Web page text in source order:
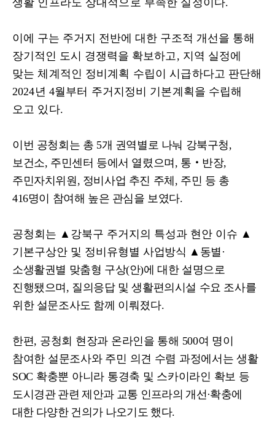
생활 인프라도 상대적으로 부족한 실정이다.
이에 구는 주거지 전반에 대한 구조적 개선을 통해
장기적인 도시 경쟁력을 확보하고, 지역 실정에
맞는 체계적인 정비계획 수립이 시급하다고 판단해
2024년 4월부터 주거지정비 기본계획을 수립해
오고 있다.
이번 공청회는 총 5개 권역별로 나눠 강북구청,
보건소, 주민센터 등에서 열렸으며 , 통 ‧ 반장,
주민자치위원 , 정비사업 추진 주체 , 주민 등 총
416명이 참여해 높은 관심을 보였다.
공청회는 ▲ 강북구 주거지의 특성과 현안 이슈 ▲
기본구상안 및 정비유형별 사업방식 ▲ 동별 ·
소생활권별 맞춤형 구상(안)에 대한 설명으로
진행됐으며 , 질의응답 및 생활편의시설 수요 조사를
위한 설문조사도 함께 이뤄졌다.
한편, 공청회 현장과 온라인을 통해 500여 명이
참여한 설문조사와 주민 의견 수렴 과정에서는 생활
SOC 확충뿐 아니라 통경축 및 스카이라인 확보 등
도시 경관 관련 제안과 교통 인프라의 개선·확충에
대한 다양한 건의가 나오기도 했다.